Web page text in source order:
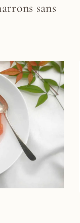
sans